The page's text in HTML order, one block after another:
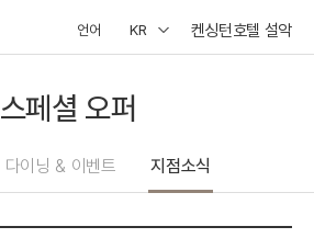
언어 KR 켄싱턴호텔 설악
스페셜 오퍼
다이닝 & 이벤트 지점소식